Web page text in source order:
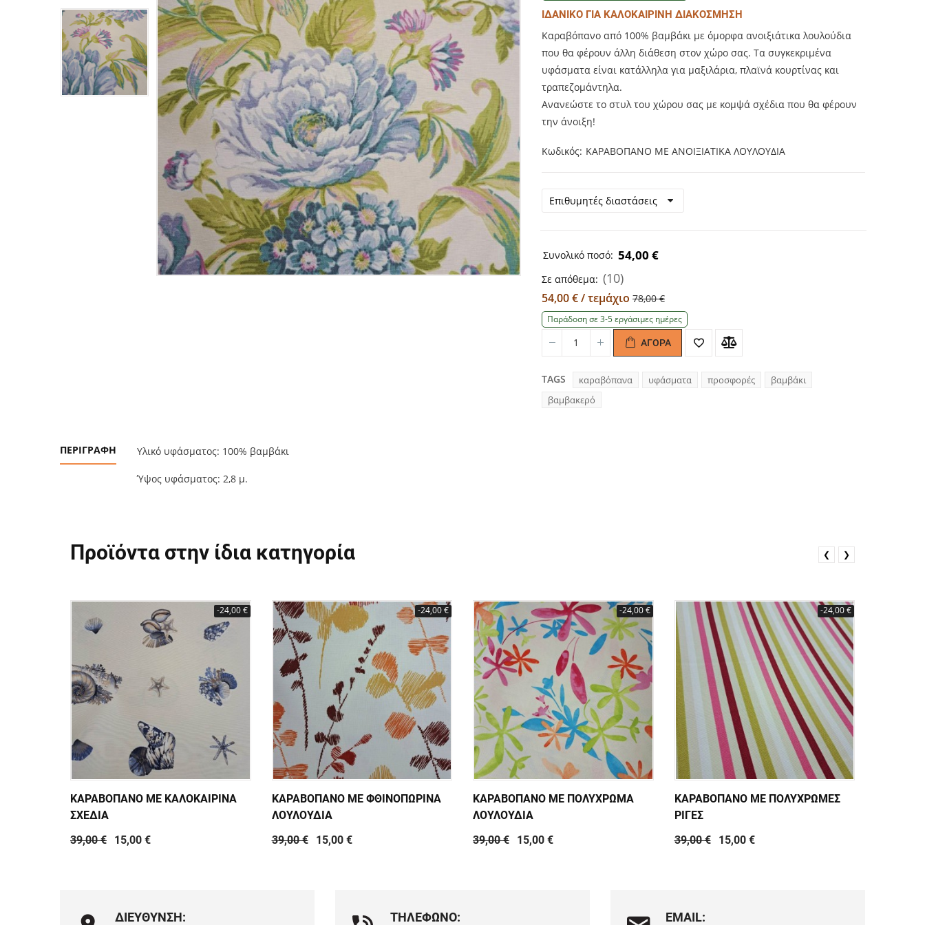
ΙΔΑΝΙΚΟ ΓΙΑ ΚΑΛΟΚΑΙΡΙΝΗ ΔΙΑΚΟΣΜΗΣΗ
Καραβόπανο από 100% βαμβάκι με όμορφα ανοιξιάτικα λουλούδια
που θα φέρουν άλλη διάθεση στον χώρο σας. Τα συγκεκριμένα
υφάσματα είναι κατάλληλα για μαξιλάρια, πλαϊνά κουρτίνας και
τραπεζομάντηλα.
Ανανεώστε το στυλ του χώρου σας με κομψά σχέδια που θα φέρουν
την άνοιξη!
Κωδικός ΚΑΡΑΒΟΠΑΝΟ ΜΕ ΑΝΟΙΞΙΑΤΙΚΑ ΛΟΥΛΟΥΔΙΑ
Συνολικό ποσό: 54,00 €
Σε απόθεμα: (10)
54,00 € / τεμάχιο 78,00 €
Παράδοση σε 3-5 εργάσιμες ημέρες
Quantity
Quantity ΑΓΟΡΆ
TAGS καραβόπανα υφάσματα προσφορές
βαμβάκι
βαμβακερό
ΠΕΡΙΓΡΑΦΉ Υλικό υφάσματος: 100% βαμβάκι
Ύψος υφάσματος: 2,8 μ.
Προϊόντα στην ίδια κατηγορία
-24,00 €
ΚΑΡΑΒΟΠΑΝΟ ΜΕ ΚΑΛΟΚΑΙΡΙΝΑ
ΣΧΕΔΙΑ
39,00 €
15,00 €
-24,00 €
ΚΑΡΑΒΟΠΑΝΟ ΜΕ ΦΘΙΝΟΠΩΡΙΝΑ
ΛΟΥΛΟΥΔΙΑ
39,00 €
15,00 €
-24,00 €
ΚΑΡΑΒΟΠΑΝΟ ΜΕ ΠΟΛΥΧΡΩΜΑ
ΛΟΥΛΟΥΔΙΑ
39,00 €
15,00 €
-24,00 €
ΚΑΡΑΒΟΠΑΝΟ ΜΕ ΠΟΛΥΧΡΩΜΕΣ
ΡΙΓΕΣ
39,00 €
15,00 €
❮ ❯
ΔΙΕΥΘΥΝΣΗ: ΤΗΛΕΦΩΝΟ: EMAIL: